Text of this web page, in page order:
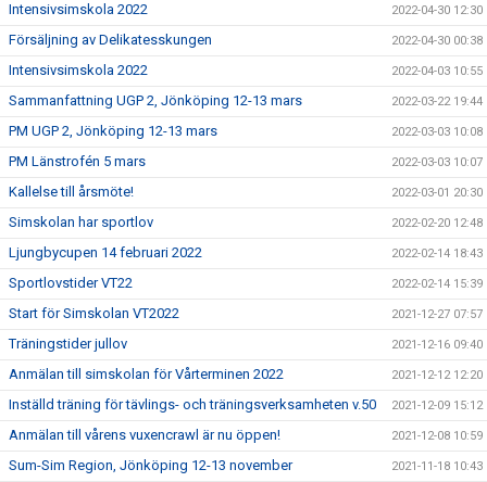
Intensivsimskola 2022 2022-04-30 12:30
Försäljning av Delikatesskungen 2022-04-30 00:38
Intensivsimskola 2022 2022-04-03 10:55
Sammanfattning UGP 2, Jönköping 12-13 mars 2022-03-22 19:44
PM UGP 2, Jönköping 12-13 mars 2022-03-03 10:08
PM Länstrofén 5 mars 2022-03-03 10:07
Kallelse till årsmöte! 2022-03-01 20:30
Simskolan har sportlov 2022-02-20 12:48
Ljungbycupen 14 februari 2022 2022-02-14 18:43
Sportlovstider VT22 2022-02-14 15:39
Start för Simskolan VT2022 2021-12-27 07:57
Träningstider jullov 2021-12-16 09:40
Anmälan till simskolan för Vårterminen 2022 2021-12-12 12:20
Inställd träning för tävlings- och träningsverksamheten v.50 2021-12-09 15:12
Anmälan till vårens vuxencrawl är nu öppen! 2021-12-08 10:59
Sum-Sim Region, Jönköping 12-13 november 2021-11-18 10:43